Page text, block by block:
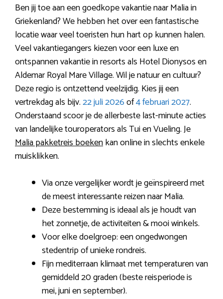
Ben jij toe aan een goedkope vakantie naar Malia in
Griekenland? We hebben het over een fantastische
locatie waar veel toeristen hun hart op kunnen halen.
Veel vakantiegangers kiezen voor een luxe en
ontspannen vakantie in resorts als Hotel Dionysos en
Aldemar Royal Mare Village. Wil je natuur en cultuur?
Deze regio is ontzettend veelzijdig. Kies jij een
vertrekdag als bijv.22 juli 2026of4 februari 2027.
Onderstaand scoor je de allerbeste last-minute acties
van landelijke touroperators als Tui en Vueling. Je
Malia pakketreis boekenkan online in slechts enkele
muisklikken.
Via onze vergelijker wordt je geïnspireerd met
de meest interessante reizen naar Malia.
Deze bestemming is ideaal als je houdt van
het zonnetje, de activiteiten & mooi winkels.
Voor elke doelgroep: een ongedwongen
stedentrip of unieke rondreis.
Fijn mediterraan klimaat met temperaturen van
gemiddeld 20 graden (beste reisperiode is
mei, juni en september).